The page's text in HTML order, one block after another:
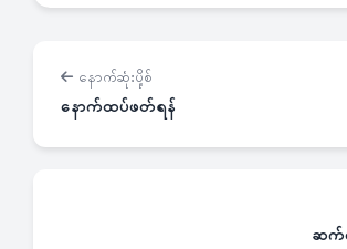
နောက်ဆုံးပို့စ်
နောက်ထပ်ဖတ်ရန်
ဆက်